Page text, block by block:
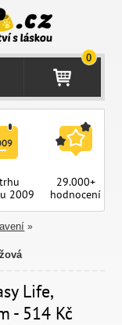
0
2009
29.000+
hodnocení
»
Life,
- 514 Kč